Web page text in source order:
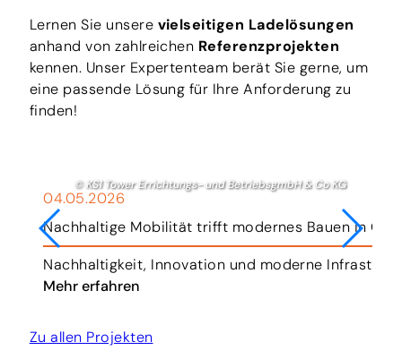
Lernen Sie unsere vielseitigen Ladelösungen
anhand von zahlreichen Referenzprojekten
kennen. Unser Expertenteam berät Sie gerne, um
eine passende Lösung für Ihre Anforderung zu
finden!
© KS1 Tower Errichtungs- und BetriebsgmbH & Co KG
04.05.2026
Nachhaltige Mobilität trifft modernes Bauen in
Nachhaltigkeit, Innovation und moderne
Mehr erfahren
Zu allen Projekten